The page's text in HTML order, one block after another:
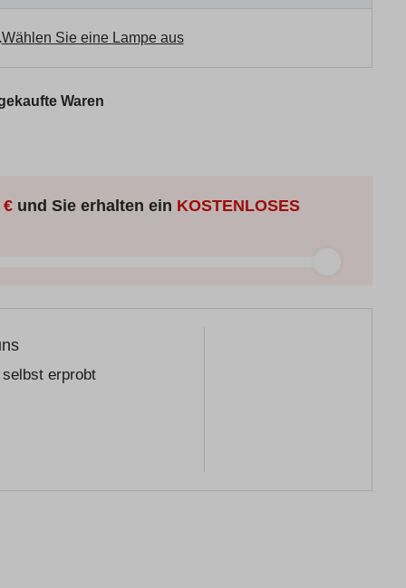
Wählen Sie eine Lampe aus
Waren
€ und Sie erhalten ein KOSTENLOSES
erprobt